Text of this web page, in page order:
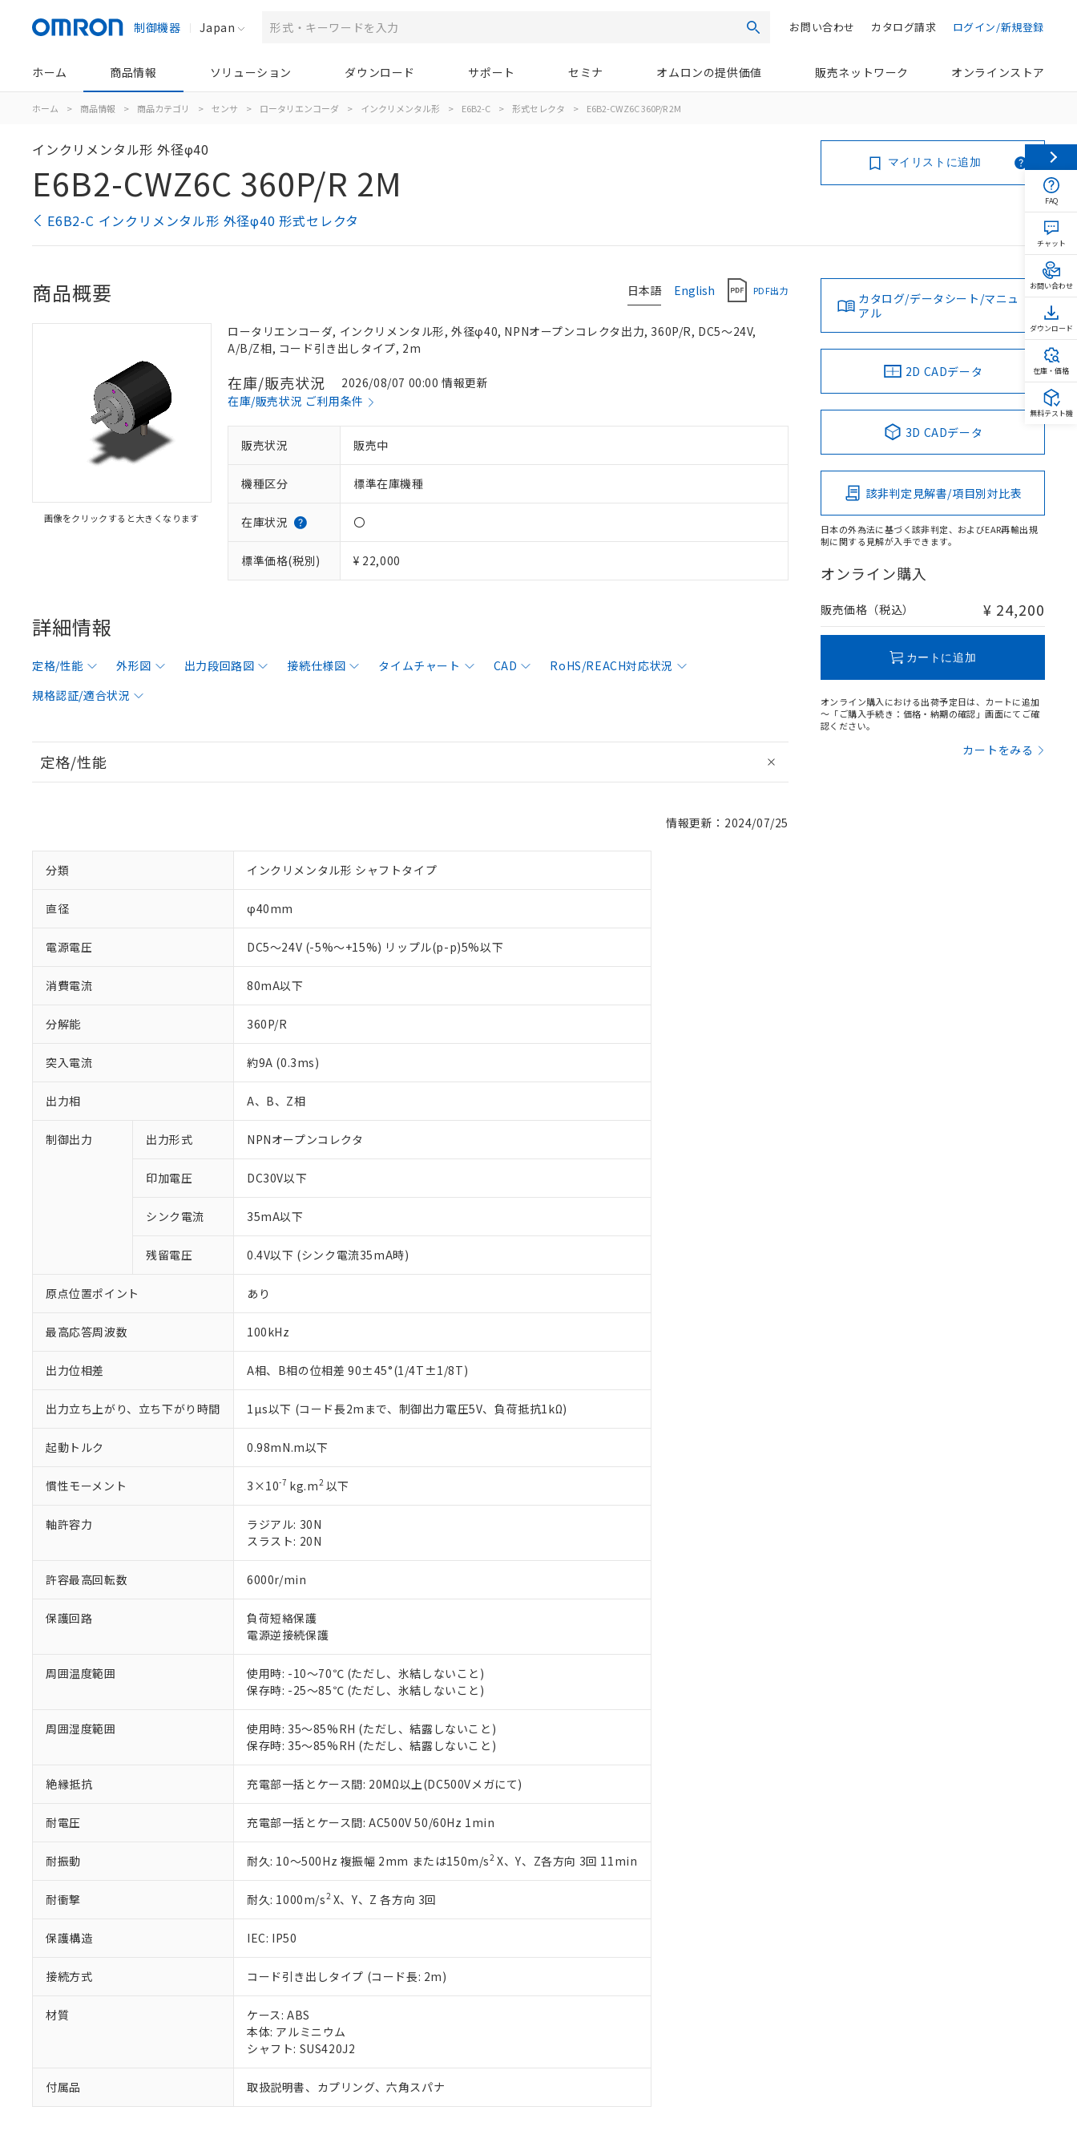
制御機器 Japan 検索 ログイン/新規登録
カタログ請求
お問い合わせ
ホーム 商品情報 ソリューション ダウンロード サポート セミナ オムロンの提供価値 販売ネットワーク オンラインストア
ホーム > 商品情報 > 商品カテゴリ > センサ > ロータリエンコーダ > インクリメンタル形 > E6B2-C > 形式セレクタ > E6B2-CWZ6C 360P/R 2M
インクリメンタル形 外径φ40
E6B2-CWZ6C 360P/R 2M
E6B2-C インクリメンタル形 外径φ40 形式セレクタ
マイリストに追加
日本語 English PDF出力
商品概要
画像をクリックすると大きくなります
ロータリエンコーダ, インクリメンタル形, 外径φ40, NPNオープンコレクタ出力, 360P/R, DC5～24V,
A/B/Z相, コード引き出しタイプ, 2m
在庫/販売状況
2026/08/07 00:00 情報更新
在庫/販売状況 ご利用条件
販売状況 販売中
機種区分 標準在庫機種
在庫状況 〇
標準価格(税別) ¥ 22,000
詳細情報
定格/性能 外形図 出力段回路図 接続仕様図 タイムチャート CAD
RoHS/REACH対応状況
規格認証/適合状況
定格/性能
情報更新：2024/07/25
分類 インクリメンタル形 シャフトタイプ
直径 φ40mm
電源電圧 DC5～24V (-5%～+15%) リップル(p-p)5%以下
消費電流 80mA以下
分解能 360P/R
突入電流 約9A (0.3ms)
出力相 A、B、Z相
制御出力 出力形式 NPNオープンコレクタ
印加電圧 DC30V以下
シンク電流 35mA以下
残留電圧 0.4V以下 (シンク電流35mA時)
原点位置ポイント あり
最高応答周波数 100kHz
出力位相差 A相、B相の位相差 90±45°(1/4T±1/8T)
出力立ち上がり、立ち下がり時間 1µs以下 (コード長2mまで、制御出力電圧5V、負荷抵抗1kΩ)
起動トルク 0.98mN.m以下
慣性モーメント 3×10-7 kg.m2以下
軸許容力
ラジアル: 30N
スラスト: 20N
許容最高回転数 6000r/min
保護回路
負荷短絡保護
電源逆接続保護
周囲温度範囲
使用時: -10～70℃ (ただし、氷結しないこと)
保存時: -25～85℃ (ただし、氷結しないこと)
周囲湿度範囲
使用時: 35～85%RH (ただし、結露しないこと)
保存時: 35～85%RH (ただし、結露しないこと)
絶縁抵抗 充電部一括とケース間: 20MΩ以上(DC500Vメガにて)
耐電圧 充電部一括とケース間: AC500V 50/60Hz 1min
耐振動 耐久: 10～500Hz 複振幅 2mm または150m/s2X、Y、Z各方向 3回 11min
耐衝撃 耐久: 1000m/s2X、Y、Z 各方向 3回
保護構造 IEC: IP50
接続方式 コード引き出しタイプ (コード長: 2m)
材質
ケース: ABS
本体: アルミニウム
シャフト: SUS420J2
付属品 取扱説明書、カプリング、六角スパナ
カタログ/データシート/マニュ
アル
2D CADデータ
3D CADデータ
該非判定見解書/項目別対比表
日本の外為法に基づく該非判定、およびEAR再輸出規
制に関する見解が入手できます。
オンライン購入
販売価格（税込） ¥ 24,200
カートに追加
オンライン購入における出荷予定日は、カートに追加
～「ご購入手続き：価格・納期の確認」画面にてご確
認ください。
カートをみる
ご利用条件
以下の条件をお読みいただき、同意のうえご利用ください。
本サービスは、当社制御機器事業取扱商品の当社在庫状況および標準価格(税抜)を提供させていただ
くものです。
当社制御機器事業取扱商品の中には、本サービスの対象外となる商品もあることをご了承ください。
在庫状況および標準価格照会結果は、記載している更新日時点での社内データに基づき作成されるも
い。
正式な納期状況および標準価格はお客様のお取引先、またはお客様担当のオムロン制御機器販売店・
当社販売員にご相談ください。
オムロン制御機器販売店や当社販売拠点は「
在庫状況および標準価格結果を当社の事前の承諾なく第三者に漏洩または開示しないようお願いしま
す。
マイパーツ機能（部品リスト作成サービス）をご利用いただくには、I-Webメンバーズにご登録され
お客様が当ウェブサイト上で当社にご登録された部品リストについて、当社および当社の共同利用者
が、当社の製品・サービスに関するお客様との取引・商談に必要な範囲で利用することをご了承くだ
さい。
いる法人を指します。
※1 対応状況
対応済み：EU RoHS指令（10物質）の非含有に対応した製品が提供可能な商品です。
対応予定：EU RoHS指令（10物質）の非含有に対応した製品に切り替える予定のある商品です。
調査・確認中：EU RoHS指令（10物質）の非含有の対応状況を調査中または確認中の商品です。
非該当品：ライセンス料など無形物で、有害物質有無と関係のない商品です。
があります。
*EU RoHS指令（10物質）：
六価クロム(Cr(Ⅵ)) 1000ppm以下、ポリ臭化ビフェニル類(PBB) 1000ppm以下、ポリ臭化ジフェニルエーテル類(PBDE) 1000ppm以下、
フタル酸ビス(2-エチルヘキシル) (DEHP)(別名：DOP) 1000ppm以下、フタル酸ブチルベンジル（BBP） 1000ppm以下、フタル酸ジブチ
ル（DBP） 1000ppm以下、フタル酸ジイソブチル (DIBP) 1000ppm以下
但し、RoHS指令で産業用監視および制御機器に対する適用除外項目は除く。
フタル酸エステル類の４物質については閾値を超える意図的な使用がないことを確認しています。
※2 対応予定月
部品在庫の切り替え状況などにより、予定月が前後することがあります。
※3 非含有証明書ダウンロード
下記の非含有証明書をダウンロードすることができます。
EU RoHS指令（10物質）の非含有証明書
51物質の非含有証明書（当社基準）
※本証明書は発行日時点で非含有を証明するもので、過去に遡って非含有を証明するものではありません。
また、RoHS指令のフタル酸エステル類４物質の対応では、対応完了までの期間は出荷製品に未対応品が
混在することから備考欄に対応日を記載しておりました。
既に当社にて対応品への在庫切替を完了していることから、特段のことがない限り、2022年1月12日よ
※1 中国RoHS○×表
「○」：最大均質材料含有率が中国RoHSの基準値以下であることを示します。
「×」：最大均質材料含有率が中国RoHSの基準値を超えていることを示します。
「－」：未確認です。当社販売部門へお問い合わせください。
*中国RoHS10物質の基準値 (GB/T26572)：
Pb(鉛) :1000ppm、 Hg(水銀) : 1000ppm、 Cd(カドミウム) : 100ppm、
DBP(フタル酸ジブチル) : 1000ppm、 DIBP(フタル酸ジイソブチル) : 1000ppm、 BBP(フタル酸ブチルベンジル) : 1000ppm、
DEHP(フタル酸ビス(2-エチルヘキシル)) : 1000ppm
※2 環境保護使用期限
「ｅ」：有害物質（10物質）のすべてが基準値以下であることを示します。
「10」：通常の使用状況下において有害物質が外部に漏えいし、環境に深刻な影響を及ぼさない年数を意
味します。
「－」：未確認です。当社販売部門へお問い合わせください。
当社は、これら貴社製品のうち、外国為替および外国貿易法に定める商品（以下｢規制貨物等」とい
う）を輸出または国外への提供する場合は、日本国政府の輸出許可(または役務取引許可)を取得する
などの必要な手続きをとります。
当社は貴社製品を、核兵器、ミサイル、化学兵器、生物兵器またはその他武器並びにこれらの製造装
置等に一切使用いたしません。
当社は、貴社製品を第三者に販売する場合は、上記1、2および3の内容を当該第三者に通知します。
また当社は、販売先および販売に係わる関係者が違法に輸出するおそれがある場合は、取り引きをい
たしません。
合意する
記
号
説明
○ 一定数以上の在庫あり
△ 一定数には満たないが在庫あり
－
在庫なし(最新の在庫状況については、お客様のお取引先、またはお客様担当のオムロン制御
機器販売店・当社販売員にご確認ください)
空
白
受注生産機種、また在庫状況の情報を公開していない機種
FAQ
チャット
お問い合わせ
ダウンロード
在庫・価格
無料テスト機